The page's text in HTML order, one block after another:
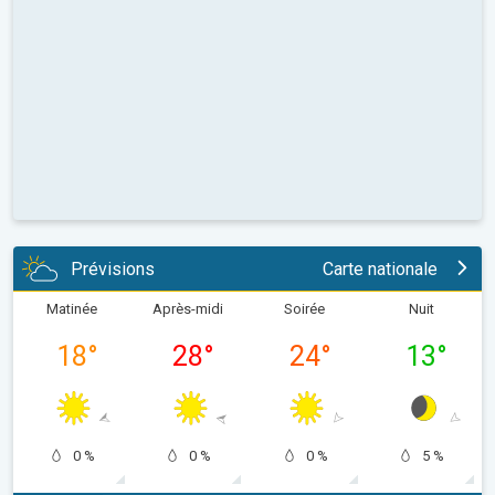
Prévisions Carte nationale
Matinée
18°
0 %
Après-midi
28°
0 %
Soirée
24°
0 %
Nuit
13°
5 %